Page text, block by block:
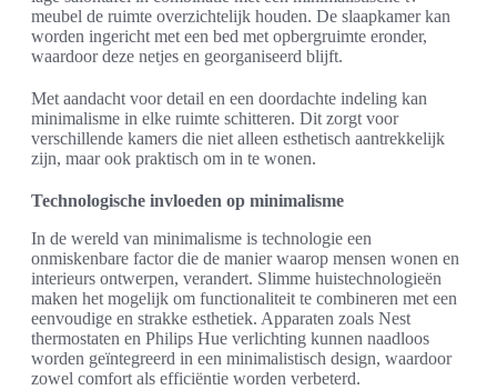
meubel de ruimte overzichtelijk houden. De slaapkamer kan
worden ingericht met een bed met opbergruimte eronder,
waardoor deze netjes en georganiseerd blijft.
Met aandacht voor detail en een doordachte indeling kan
minimalisme in elke ruimte schitteren. Dit zorgt voor
verschillende kamers die niet alleen esthetisch aantrekkelijk
zijn, maar ook praktisch om in te wonen.
Technologische invloeden op minimalisme
In de wereld van minimalisme is technologie een
onmiskenbare factor die de manier waarop mensen wonen en
interieurs ontwerpen, verandert. Slimme huistechnologieën
maken het mogelijk om functionaliteit te combineren met een
eenvoudige en strakke esthetiek. Apparaten zoals Nest
thermostaten en Philips Hue verlichting kunnen naadloos
worden geïntegreerd in een minimalistisch design, waardoor
zowel comfort als efficiëntie worden verbeterd.